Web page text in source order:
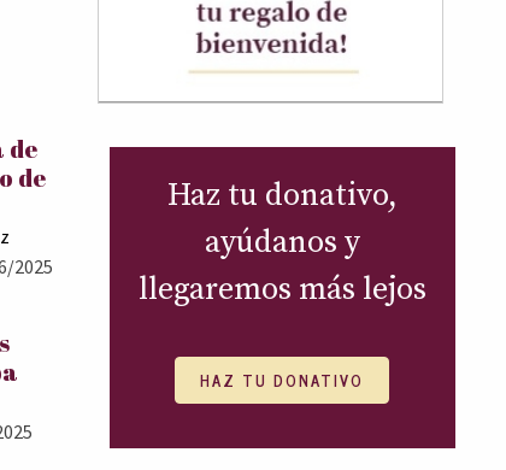
de
de
2025
Haz tu donativo,
ayúdanos y
llegaremos más lejos
HAZ TU DONATIVO